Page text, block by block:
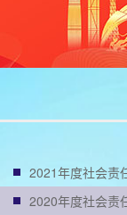
2021年度社会责
2020年度社会责